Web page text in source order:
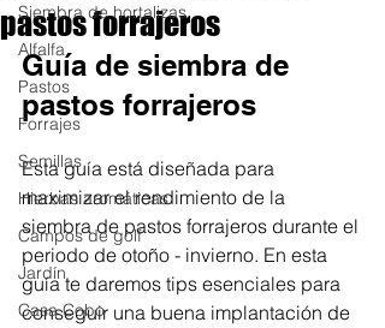
Siembra de hortalizas
Alfalfa
Pastos
Forrajes
Semillas
Hierbas aromáticas
Campos de golf
Jardín
Casa Cobo
pastos forrajeros
Guía de siembra de
pastos forrajeros
Esta guía está diseñada para
maximizar el rendimiento de la
siembra de pastos forrajeros durante el
periodo de otoño - invierno. En esta
guía te daremos tips esenciales para
conseguir una buena implantación de